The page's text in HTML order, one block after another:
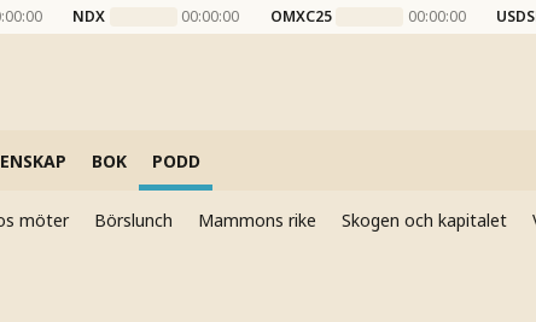
NDX 00:00:00 OMXC25 00:00:00
BOK PODD
möter Börslunch Mammons rike Skogen och kapitalet